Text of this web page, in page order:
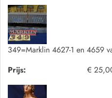
349=Marklin 4627-1 en 4659
Prijs:
€